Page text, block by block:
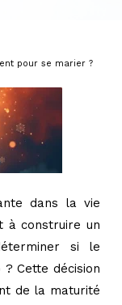
pour se marier ?
dans la vie
à construire un
si le
Cette décision
de la maturité